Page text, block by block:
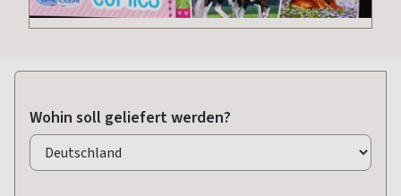
Wohin soll geliefert werden?